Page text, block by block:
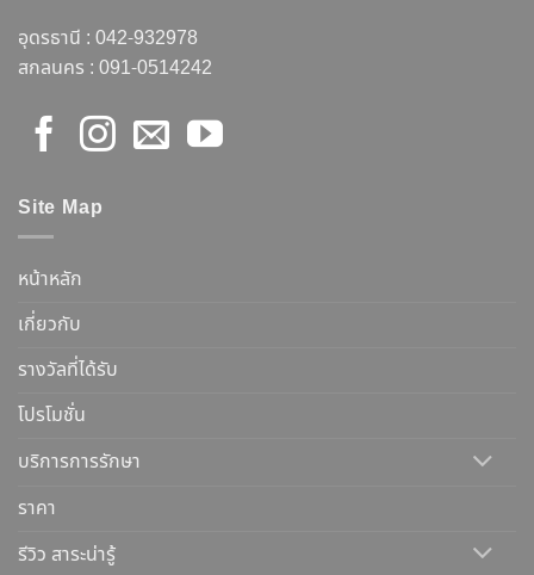
อุดรธานี : 042-932978
สกลนคร : 091-0514242
Site Map
หน้าหลัก
เกี่ยวกับ
รางวัลที่ได้รับ
โปรโมชั่น
บริการการรักษา
ราคา
รีวิว สาระน่ารู้